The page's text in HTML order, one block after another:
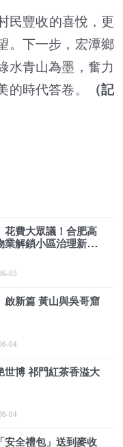
民豐收的喜悅，更
。下一步，宏潭鄉
水青山為墨，奮力
的時代答卷。
（記
花費大眾議！合肥高
業解鎖小區治理新
05
山與吳哥窟
04
茶香溢大
04
安全禮包」送到麥收